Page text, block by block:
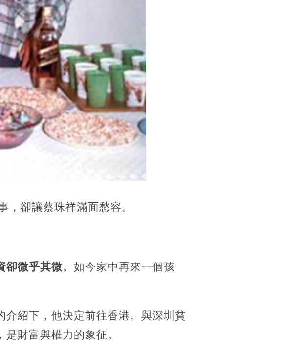
，卻讓蔡珠祥滿面愁容。
卻微乎其微。如今家中再來一個孩
紹下，他決定前往香港。與深圳貧
財富與權力的象征。